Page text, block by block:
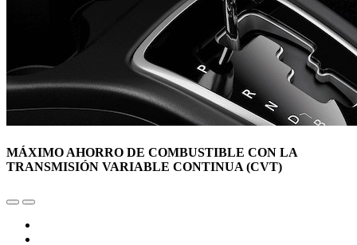
MÁXIMO AHORRO DE COMBUSTIBLE CON LA
TRANSMISIÓN VARIABLE CONTINUA (CVT)